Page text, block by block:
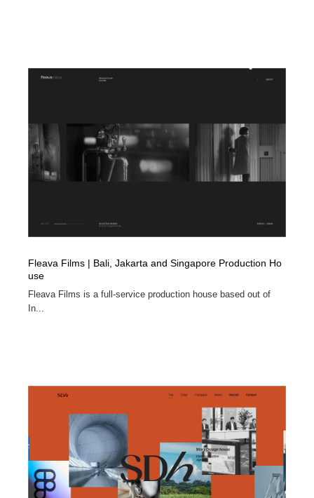
Fleava Films | Bali, Jakarta and Singapore Production Ho
use
Fleava Films is a full-service production house based out of
In...